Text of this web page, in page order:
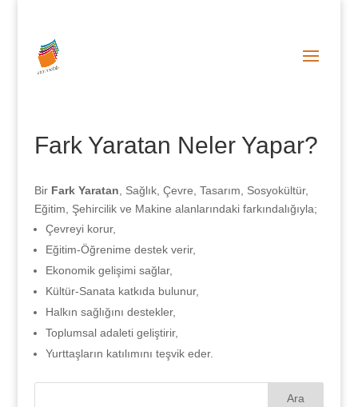
Fark Yaratan Neler Yapar?
Bir Fark Yaratan , Sağlık, Çevre, Tasarım, Sosyokültür,
Eğitim, Şehircilik ve Makine alanlarındaki farkındalığıyla;
Çevreyi korur,
Eğitim-Öğrenime destek verir,
Ekonomik gelişimi sağlar,
Kültür-Sanata katkıda bulunur,
Halkın sağlığını destekler,
Toplumsal adaleti geliştirir,
Yurttaşların katılımını teşvik eder.